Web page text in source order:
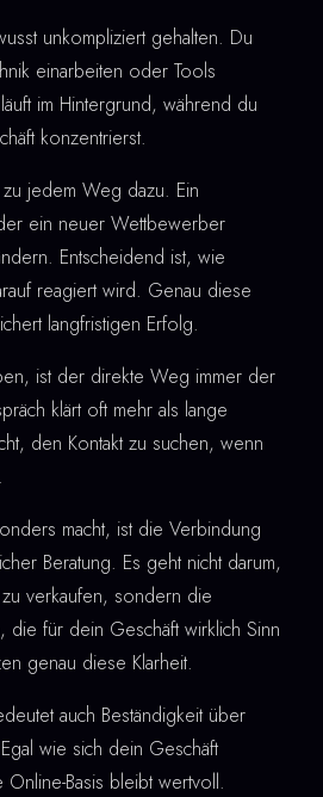
unkompliziert gehalten. Du
einarbeiten oder Tools
im Hintergrund, während du
konzentrierst.
jedem Weg dazu. Ein
ein neuer Wettbewerber
Entscheidend ist, wie
reagiert wird. Genau diese
langfristigen Erfolg.
ist der direkte Weg immer der
klärt oft mehr als lange
den Kontakt zu suchen, wenn
macht, ist die Verbindung
Beratung. Es geht nicht darum,
verkaufen, sondern die
die für dein Geschäft wirklich Sinn
genau diese Klarheit.
auch Beständigkeit über
wie sich dein Geschäft
Basis bleibt wertvoll.